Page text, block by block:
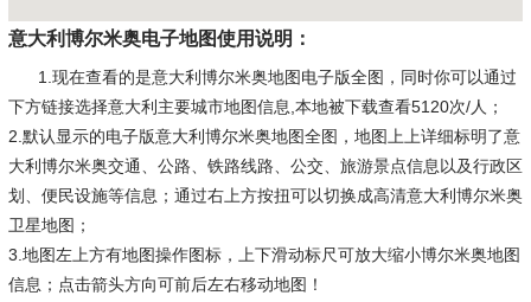
意大利博尔米奥电子地图使用说明：
1.现在查看的是意大利博尔米奥地图电子版全图，同时你可以通过
下方链接选择意大利主要城市地图信息,本地被下载查看5120次/人；
2.默认显示的电子版意大利博尔米奥地图全图，地图上上详细标明了意
大利博尔米奥交通、公路、铁路线路、公交、旅游景点信息以及行政区
划、便民设施等信息；通过右上方按扭可以切换成高清意大利博尔米奥
卫星地图；
3.地图左上方有地图操作图标，上下滑动标尺可放大缩小博尔米奥地图
信息；点击箭头方向可前后左右移动地图！